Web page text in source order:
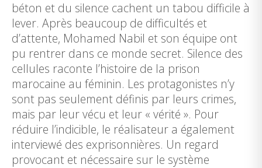
béton et du silence cachent un tabou difficile à
lever. Après beaucoup de difficultés et
d’attente, Mohamed Nabil et son équipe ont
pu rentrer dans ce monde secret. Silence des
cellules raconte l’histoire de la prison
marocaine au féminin. Les protagonistes n’y
sont pas seulement définis par leurs crimes,
mais par leur vécu et leur « vérité ». Pour
réduire l’indicible, le réalisateur a également
interviewé des exprisonnières. Un regard
provocant et nécessaire sur le système